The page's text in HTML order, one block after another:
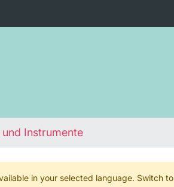
und Instrumente
in your selected language. Switch to